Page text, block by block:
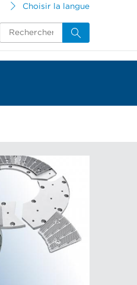
Choisir la langue